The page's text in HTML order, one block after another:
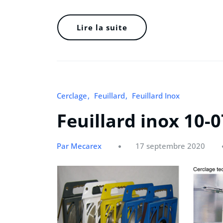
Lire la suite
Cerclage Feuillard Feuillard Inox
Feuillard inox 10-
Par Mecarex 17 septembre 2020